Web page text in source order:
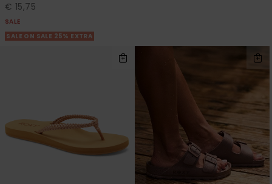
€ 15,75
SALE
SALE ON SALE 25% EXTRA